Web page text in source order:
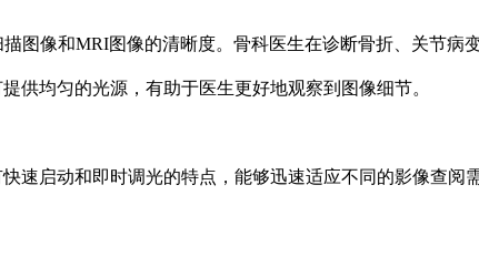
像和MRI图像的清晰度。骨科医生在诊断骨折、关节病
供均匀的光源，有助于医生更好地观察到图像细节。
启动和即时调光的特点，能够迅速适应不同的影像查阅